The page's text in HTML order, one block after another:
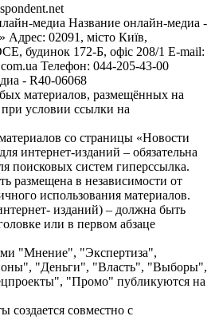
медиа Название онлайн-медиа -
Адрес: 02091, місто Київ,
будинок 172-Б, офіс 208/1 E-mail:
Телефон: 044-205-43-00
- R40-06068
материалов, размещённых на
при условии ссылки на
со страницы «Новости
интернет-изданий – обязательна
поисковых систем гиперссылка.
размещена в независимости от
использования материалов.
изданий) – должна быть
или в первом абзаце
"Мнение", "Экспертиза",
"Деньги", "Власть", "Выборы",
"Промо" публикуются на
создается совместно с